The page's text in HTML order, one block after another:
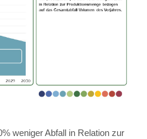
weniger Abfall in Relation zur